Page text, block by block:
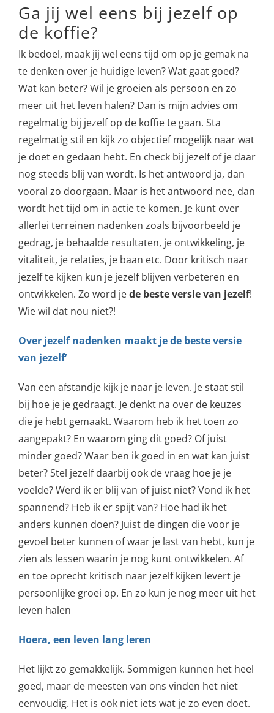
Ga jij wel eens bij jezelf op
de koffie?
Ik bedoel, maak jij wel eens tijd om op je gemak na
te denken over je huidige leven? Wat gaat goed?
Wat kan beter? Wil je groeien als persoon en zo
meer uit het leven halen? Dan is mijn advies om
regelmatig bij jezelf op de koffie te gaan. Sta
regelmatig stil en kijk zo objectief mogelijk naar wat
je doet en gedaan hebt. En check bij jezelf of je daar
nog steeds blij van wordt. Is het antwoord ja, dan
vooral zo doorgaan. Maar is het antwoord nee, dan
wordt het tijd om in actie te komen. Je kunt over
allerlei terreinen nadenken zoals bijvoorbeeld je
gedrag, je behaalde resultaten, je ontwikkeling, je
vitaliteit, je relaties, je baan etc. Door kritisch naar
jezelf te kijken kun je jezelf blijven verbeteren en
ontwikkelen. Zo word jede beste versie van jezelf!
Wie wil dat nou niet?!
Over jezelf nadenken maakt je de beste versie
van jezelf’
Van een afstandje kijk je naar je leven. Je staat stil
bij hoe je je gedraagt. Je denkt na over de keuzes
die je hebt gemaakt. Waarom heb ik het toen zo
aangepakt? En waarom ging dit goed? Of juist
minder goed? Waar ben ik goed in en wat kan juist
beter? Stel jezelf daarbij ook de vraag hoe je je
voelde? Werd ik er blij van of juist niet? Vond ik het
spannend? Heb ik er spijt van? Hoe had ik het
anders kunnen doen? Juist de dingen die voor je
gevoel beter kunnen of waar je last van hebt, kun je
zien als lessen waarin je nog kunt ontwikkelen. Af
en toe oprecht kritisch naar jezelf kijken levert je
persoonlijke groei op. En zo kun je nog meer uit het
leven halen
Hoera, een leven lang leren
Het lijkt zo gemakkelijk. Sommigen kunnen het heel
goed, maar de meesten van ons vinden het niet
eenvoudig. Het is ook niet iets wat je zo even doet.